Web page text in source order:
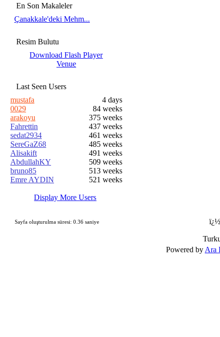
En Son Makaleler
Çanakkale'deki Mehm...
Resim Bulutu
Download Flash Player
Venue
Last Seen Users
mustafa
4 days
0029
84 weeks
arakoyu
375 weeks
Fahrettin
437 weeks
sedat2934
461 weeks
SereGaZ68
485 weeks
Alisakift
491 weeks
AbdullahKY
509 weeks
bruno85
513 weeks
Emre AYDIN
521 weeks
Display More Users
Sayfa oluşturulma süresi: 0.36 saniye
Powered by